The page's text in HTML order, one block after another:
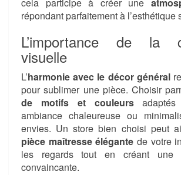
cela participe à créer une
répondant parfaitement à l’esthétique
L’importance de la
visuelle
L’harmonie avec le décor général
pour sublimer une pièce. Choisir
de motifs et couleursadaptés
ambiance chaleureuse ou
envies. Un store bien choisi peut
pièce maîtresse élégante de votre
les regards tout en créant une
convaincante.